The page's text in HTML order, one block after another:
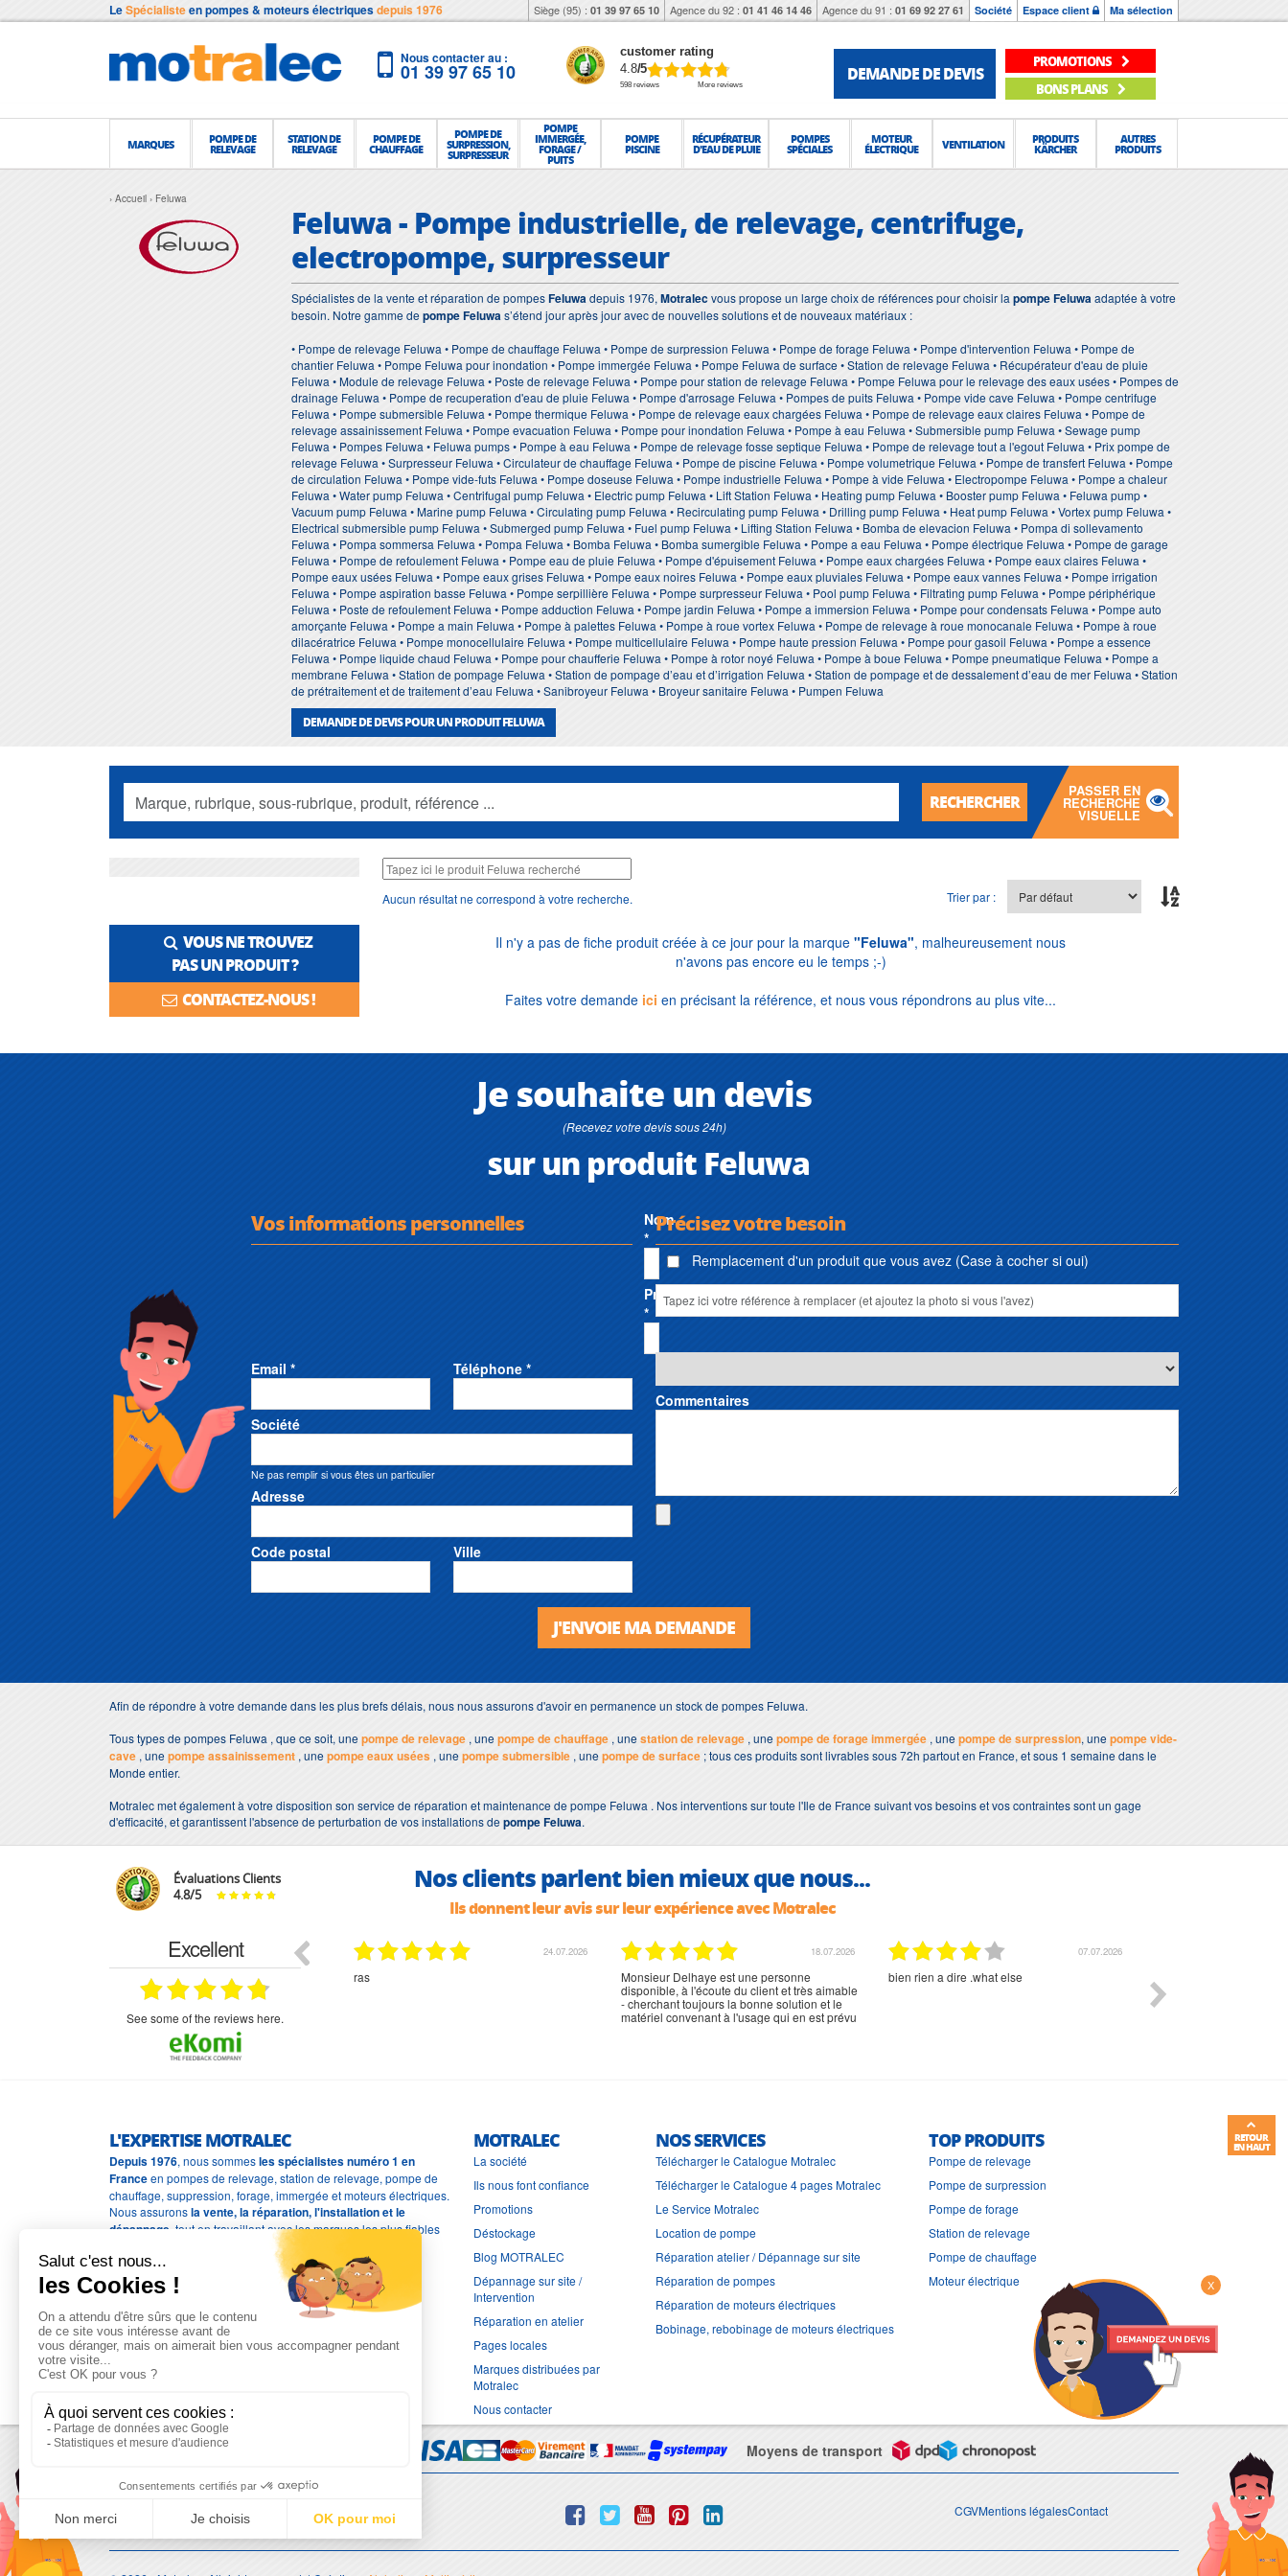
LeSpécialisteen pompes & moteurs électriquesdepuis 1976 Siège (95) : 01 39 97 65 10 Agence du 92 : 01 41 46 14 46 Agence du 91 : 01 69 92 27 61 Société Espace client Ma sélection
Nous contacter au :
01 39 97 65 10
customer rating
4.8/5
598 reviews More reviews
DEMANDE DE DEVIS
PROMOTIONS
BONS PLANS
MARQUES POMPE DE
RELEVAGE
STATION DE
RELEVAGE
POMPE DE
CHAUFFAGE
POMPE DE
SURPRESSION,
SURPRESSEUR
POMPE
IMMERGÉE,
FORAGE /
PUITS
POMPE
PISCINE
RÉCUPÉRATEUR
D'EAU DE PLUIE
POMPES
SPÉCIALES
MOTEUR
ÉLECTRIQUE VENTILATION PRODUITS
KÄRCHER
AUTRES
PRODUITS
Accueil Feluwa
Feluwa - Pompe industrielle, de relevage, centrifuge,
electropompe, surpresseur
Spécialistes de la vente et réparation de pompesFeluwadepuis 1976, Motralecvous propose un large choix de références pour choisir la pompe Feluwaadaptée à votre
besoin. Notre gamme depompe Feluwas’étend jour après jour avec de nouvelles solutions et de nouveaux matériaux :
• Pompe de relevage Feluwa • Pompe de chauffage Feluwa • Pompe de surpression Feluwa • Pompe de forage Feluwa • Pompe d'intervention Feluwa • Pompe de
chantier Feluwa • Pompe Feluwa pour inondation • Pompe immergée Feluwa • Pompe Feluwa de surface • Station de relevage Feluwa • Récupérateur d'eau de pluie
Feluwa • Module de relevage Feluwa • Poste de relevage Feluwa • Pompe pour station de relevage Feluwa • Pompe Feluwa pour le relevage des eaux usées • Pompes de
drainage Feluwa • Pompe de recuperation d'eau de pluie Feluwa • Pompe d'arrosage Feluwa • Pompes de puits Feluwa • Pompe vide cave Feluwa • Pompe centrifuge
Feluwa • Pompe submersible Feluwa • Pompe thermique Feluwa • Pompe de relevage eaux chargées Feluwa • Pompe de relevage eaux claires Feluwa • Pompe de
relevage assainissement Feluwa • Pompe evacuation Feluwa • Pompe pour inondation Feluwa • Pompe à eau Feluwa • Submersible pump Feluwa • Sewage pump
Feluwa • Pompes Feluwa • Feluwa pumps • Pompe à eau Feluwa • Pompe de relevage fosse septique Feluwa • Pompe de relevage tout a l'egout Feluwa • Prix pompe de
relevage Feluwa • Surpresseur Feluwa • Circulateur de chauffage Feluwa • Pompe de piscine Feluwa • Pompe volumetrique Feluwa • Pompe de transfert Feluwa • Pompe
de circulation Feluwa • Pompe vide-futs Feluwa • Pompe doseuse Feluwa • Pompe industrielle Feluwa • Pompe à vide Feluwa • Electropompe Feluwa • Pompe a chaleur
Feluwa • Water pump Feluwa • Centrifugal pump Feluwa • Electric pump Feluwa • Lift Station Feluwa • Heating pump Feluwa • Booster pump Feluwa • Feluwa pump •
Vacuum pump Feluwa • Marine pump Feluwa • Circulating pump Feluwa • Recirculating pump Feluwa • Drilling pump Feluwa • Heat pump Feluwa • Vortex pump Feluwa •
Electrical submersible pump Feluwa • Submerged pump Feluwa • Fuel pump Feluwa • Lifting Station Feluwa • Bomba de elevacion Feluwa • Pompa di sollevamento
Feluwa • Pompa sommersa Feluwa • Pompa Feluwa • Bomba Feluwa • Bomba sumergible Feluwa • Pompe a eau Feluwa • Pompe électrique Feluwa • Pompe de garage
Feluwa • Pompe de refoulement Feluwa • Pompe eau de pluie Feluwa • Pompe d'épuisement Feluwa • Pompe eaux chargées Feluwa • Pompe eaux claires Feluwa •
Pompe eaux usées Feluwa • Pompe eaux grises Feluwa • Pompe eaux noires Feluwa • Pompe eaux pluviales Feluwa • Pompe eaux vannes Feluwa • Pompe irrigation
Feluwa • Pompe aspiration basse Feluwa • Pompe serpillière Feluwa • Pompe surpresseur Feluwa • Pool pump Feluwa • Filtrating pump Feluwa • Pompe périphérique
Feluwa • Poste de refoulement Feluwa • Pompe adduction Feluwa • Pompe jardin Feluwa • Pompe a immersion Feluwa • Pompe pour condensats Feluwa • Pompe auto
amorçante Feluwa • Pompe a main Feluwa • Pompe à palettes Feluwa • Pompe à roue vortex Feluwa • Pompe de relevage à roue monocanale Feluwa • Pompe à roue
dilacératrice Feluwa • Pompe monocellulaire Feluwa • Pompe multicellulaire Feluwa • Pompe haute pression Feluwa • Pompe pour gasoil Feluwa • Pompe a essence
Feluwa • Pompe liquide chaud Feluwa • Pompe pour chaufferie Feluwa • Pompe à rotor noyé Feluwa • Pompe à boue Feluwa • Pompe pneumatique Feluwa • Pompe a
membrane Feluwa • Station de pompage Feluwa • Station de pompage d’eau et d’irrigation Feluwa • Station de pompage et de dessalement d’eau de mer Feluwa • Station
de prétraitement et de traitement d’eau Feluwa • Sanibroyeur Feluwa • Broyeur sanitaire Feluwa • Pumpen Feluwa
DEMANDE DE DEVIS POUR UN PRODUIT FELUWA
RECHERCHER
PASSER EN
RECHERCHE
VISUELLE
VOUS NE TROUVEZ
PAS UN PRODUIT ?
CONTACTEZ-NOUS !
Aucun résultat ne correspond à votre recherche. Trier par :
Il n'y a pas de fiche produit créée à ce jour pour la marque "Feluwa", malheureusement nous
n'avons pas encore eu le temps ;-)
Faites votre demande ici en précisant la référence, et nous vous répondrons au plus vite...
Je souhaite un devis
(Recevez votre devis sous 24h)
sur un produit Feluwa
Vos informations personnelles
Nom
*
Prénom
*
Email * Téléphone *
Société
Ne pas remplir si vous êtes un particulier
Adresse
Code postal Ville
Précisez votre besoin
Remplacement d'un produit que vous avez (Case à cocher si oui)
Commentaires
J'ENVOIE MA DEMANDE
Afin de répondre à votre demande dans les plus brefs délais, nous nous assurons d'avoir en permanence un stock de pompes Feluwa.
Tous types de pompes Feluwa , que ce soit, unepompe de relevage , unepompe de chauffage , unestation de relevage , unepompe de forage immergée , unepompe de surpression, unepompe vide-
cave , unepompe assainissement , unepompe eaux usées , unepompe submersible , unepompe de surface ; tous ces produits sont livrables sous 72h partout en France, et sous 1 semaine dans le
Monde entier.
Motralec met également à votre disposition son service de réparation et maintenance de pompe Feluwa . Nos interventions sur toute l'Ile de France suivant vos besoins et vos contraintes sont un gage
d'efficacité, et garantissent l'absence de perturbation de vos installations depompe Feluwa.
Évaluations Clients
4.8/5 Nos clients parlent bien mieux que nous...
Ils donnent leur avis sur leur expérience avec Motralec
Excellent
see some of the reviews here.
29.03.2026
bonjour commande pompe puit malgré un
appel en dehors des heures d ouverture votre
commercial a géré ma demande le devis reçu
immédiatement un fois le paiement effectue la
commande a été valider l envoi a été un peu
long mais dans l ensemble très satisfait
24.07.2026
ras
18.07.2026
Monsieur Delhaye est une personne
disponible, à l'écoute du client et très aimable
- cherchant toujours la bonne solution et le
matériel convenant à l'usage qui en est prévu
07.07.2026
bien rien a dire .what else
L'EXPERTISE MOTRALEC
Depuis 1976, nous sommesles spécialistes numéro 1 en
Franceen pompes de relevage, station de relevage, pompe de
chauffage, suppression, forage, immergée et moteurs électriques.
Nous assuronsla vente, la réparation, l'installation et le
dépannage , tout en travaillant avec les marques les plus fiables
MOTRALEC
La société
Ils nous font confiance
Promotions
Déstockage
Blog MOTRALEC
Dépannage sur site /
Intervention
Réparation en atelier
Pages locales
Marques distribuées par
Motralec
Nous contacter
NOS SERVICES
Télécharger le Catalogue Motralec
Télécharger le Catalogue 4 pages Motralec
Le Service Motralec
Location de pompe
Réparation atelier / Dépannage sur site
Réparation de pompes
Réparation de moteurs électriques
Bobinage, rebobinage de moteurs électriques
TOP PRODUITS
Pompe de relevage
Pompe de surpression
Pompe de forage
Station de relevage
Pompe de chauffage
Moteur électrique
Moyens de transport
CGVMentions légalesContact
X
RETOUR
EN HAUT